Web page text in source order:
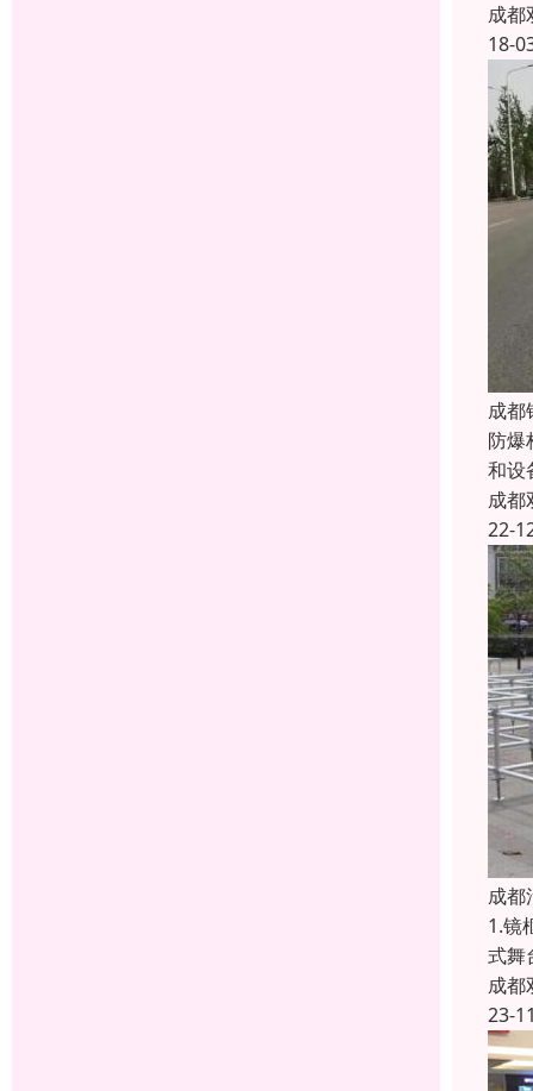
成都
18-
成都
防爆
和设
成都
22-
成都
1.镜
式舞
成都
23-